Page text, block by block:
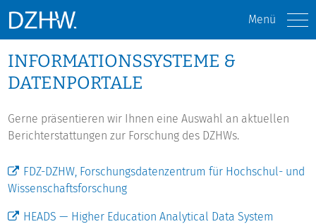
Menü
INFORMATIONSSYSTEME &
DATENPORTALE
Gerne präsentieren wir Ihnen eine Auswahl an aktuellen
Berichterstattungen zur Forschung des DZHWs.
FDZ-DZHW, Forschungsdatenzentrum für Hochschul- und
Wissenschaftsforschung
HEADS — Higher Education Analytical Data System